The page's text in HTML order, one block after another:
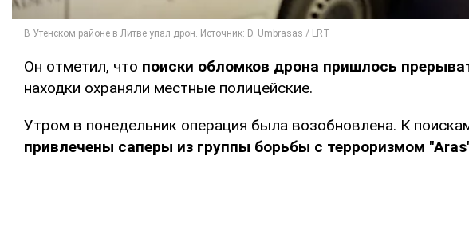
Он отметил, что поиски обломков дрона пришлось
находки охраняли местные полицейские.
Утром в понедельник операция была возобновлена. К
привлечены саперы из группы борьбы с терроризмом